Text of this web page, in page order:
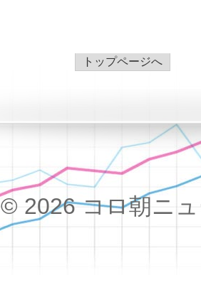
トップページへ
© 2026 コロ朝ニ